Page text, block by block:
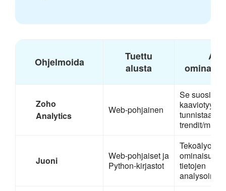
Ohjelmoida
Tuettu
alusta
AI-
Zoho
Analytics
Web-pohjainen
Se
tunnistaa
trendit/mallit
Juoni
Web-pohjaiset ja
Python-kirjastot
ominaisuus
tietojen
analysointiin